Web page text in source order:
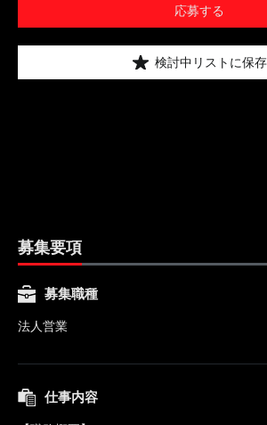
応募する
検討中リストに保存
募集要項
募集職種
法人営業
仕事内容